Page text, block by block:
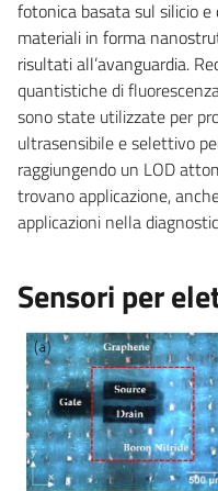
fotonica basata sul silicio
materiali in forma
risultati all’avanguardia.
quantistiche di
sono state utilizzate per
ultrasensibile e selettivo
raggiungendo un LOD
trovano applicazione,
applicazioni nella
Sensori per